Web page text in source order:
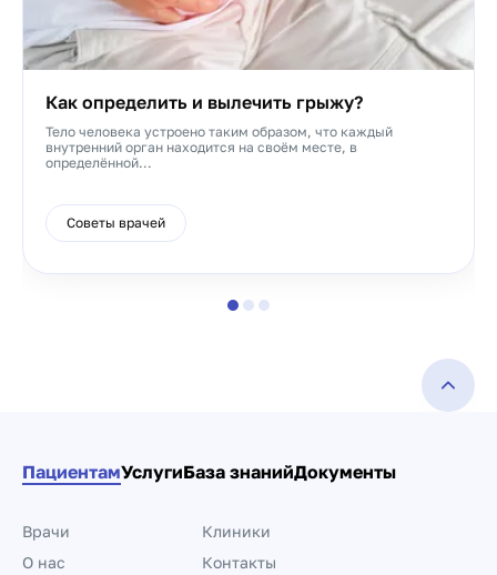
Как определить и вылечить грыжу?
Тело человека устроено таким образом, что каждый
внутренний орган находится на своём месте, в
определённой...
Советы врачей
ПациентамУслугиБаза знанийДокументы
Врачи
Клиники
О нас
Контакты